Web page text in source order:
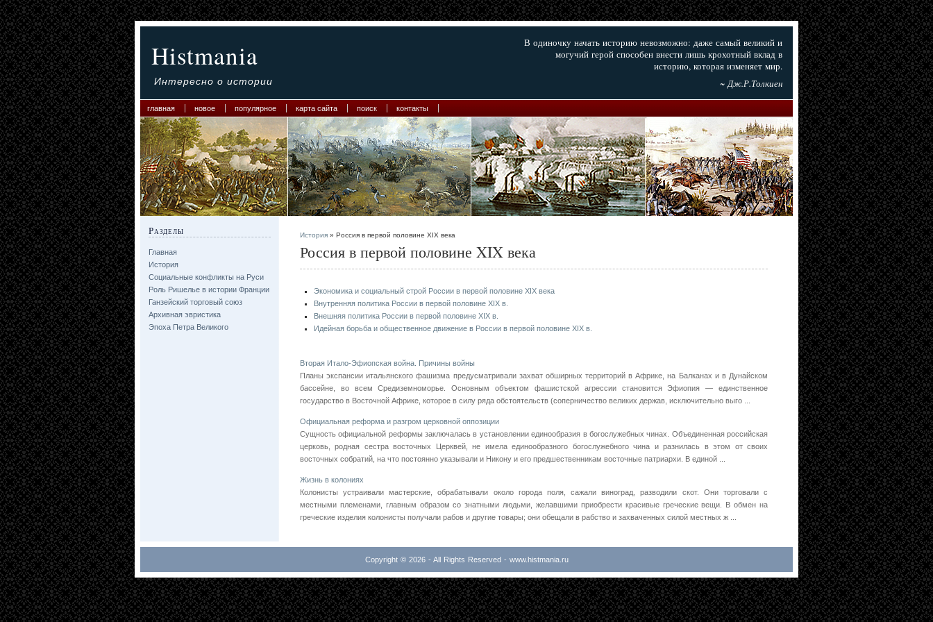
Histmania
Интересно о истории
В одиночку начать историю невозможно: даже самый великий и
могучий герой способен внести лишь крохотный вклад в
историю, которая изменяет мир.
~ Дж.Р.Толкиен
главная новое популярное карта сайта поиск контакты
Разделы
Главная
История
Социальные конфликты на Руси
Роль Ришелье в истории Франции
Ганзейский торговый союз
Архивная эвристика
Эпоха Петра Великого
История » Россия в первой половине XIX века
Россия в первой половине XIX века
Экономика и социальный строй России в первой половине XIX века
Внутренняя политика России в первой половине XIX в.
Внешняя политика России в первой половине XIX в.
Идейная борьба и общественное движение в России в первой половине XIX в.
Вторая Итало-Эфиопская война. Причины войны
Планы экспансии итальянского фашизма предусматривали захват обширных территорий в Африке, на Балканах и в Дунайском
бассейне, во всем Средиземноморье. Основным объектом фашистской агрессии становится Эфиопия — единственное
государство в Восточной Африке, которое в силу ряда обстоятельств (соперничество великих держав, исключительно выго ...
Официальная реформа и разгром церковной оппозиции
Сущность официальной реформы заключалась в установлении единообразия в богослужебных чинах. Объединенная российская
церковь, родная сестра восточных Церквей, не имела единообразного богослужебного чина и разнилась в этом от своих
восточных собратий, на что постоянно указывали и Никону и его предшественникам восточные патриархи. В единой ...
Жизнь в колониях
Колонисты устраивали мастерские, обрабатывали около города поля, сажали виноград, разводили скот. Они торговали с
местными племенами, главным образом со знатными людьми, желавшими приобрести красивые греческие вещи. В обмен на
греческие изделия колонисты получали рабов и другие товары; они обещали в рабство и захваченных силой местных ж ...
Copyright © 2026 - All Rights Reserved - www.histmania.ru